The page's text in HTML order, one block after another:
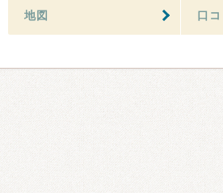
地図 口コ